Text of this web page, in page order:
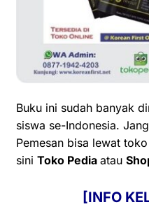
Buku ini sudah banyak
siswa se-Indonesia.
Pemesan bisa lewat
sini Toko Pedia atau
[INFO